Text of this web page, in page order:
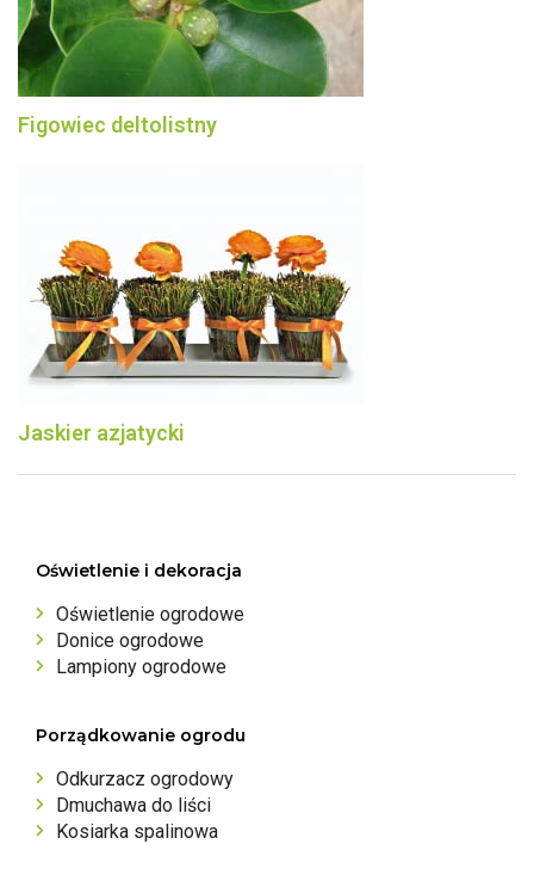
Figowiec deltolistny
Jaskier azjatycki
Oświetlenie i dekoracja
Oświetlenie ogrodowe
Donice ogrodowe
Lampiony ogrodowe
Porządkowanie ogrodu
Odkurzacz ogrodowy
Dmuchawa do liści
Kosiarka spalinowa